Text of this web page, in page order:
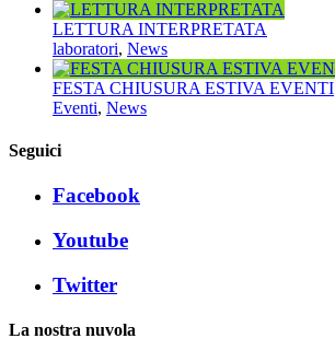
LETTURA INTERPRETATA
laboratori, News
FESTA CHIUSURA ESTIVA EVENTI
Eventi, News
Seguici
Facebook
Youtube
Twitter
La nostra nuvola